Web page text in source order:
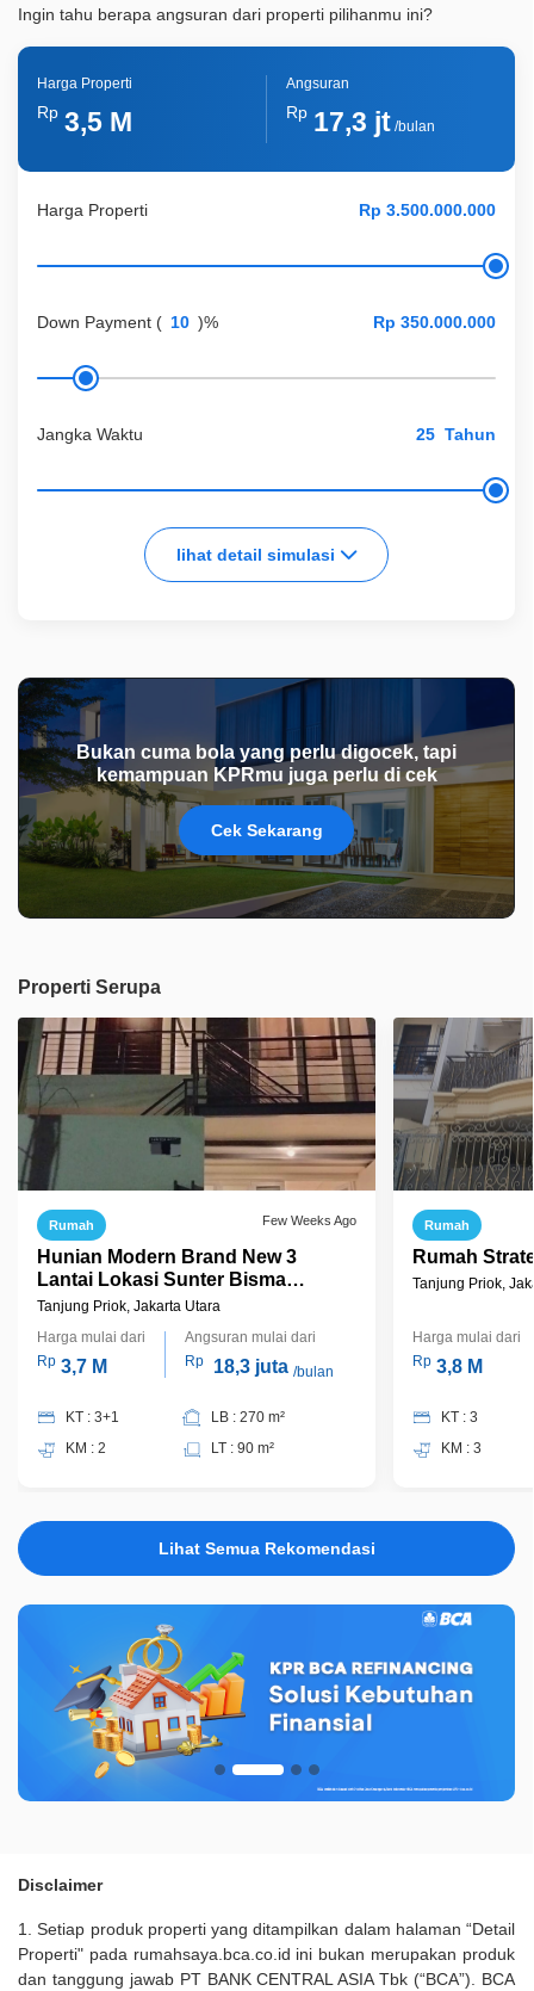
ID Properti
Ingin tahu berapa angsuran dari properti pilihanmu ini?
Harga Properti
Down Payment ( )%
Jangka Waktu Tahun
lihat detail simulasi
Harga Properti
Rp 3,5 M
Angsuran
Rp 17,3 jt/bulan
Bukan cuma bola yang perlu digocek, tapi
kemampuan KPRmu juga perlu di cek
Cek Sekarang
Properti Serupa
Rumah Few Weeks Ago
Hunian Modern Brand New 3
Lantai Lokasi Sunter Bisma
Jakarta Utara Siap Huni
Tanjung Priok, Jakarta Utara
Harga mulai dari
Rp 3,7 M
Angsuran mulai dari
Rp
18,3 juta /bulan
KT : 3+1
KM : 2
LB : 270 m²
LT : 90 m²
Rumah
Rumah
Tanjung Priok,
Harga mulai dari
Rp 3,8 M
KT : 3
KM : 3
Lihat Semua Rekomendasi
Disclaimer
1. Setiap produk properti yang ditampilkan dalam halaman “Detail
Properti" pada rumahsaya.bca.co.id ini bukan merupakan produk
dan tanggung jawab PT BANK CENTRAL ASIA Tbk (“BCA”). BCA